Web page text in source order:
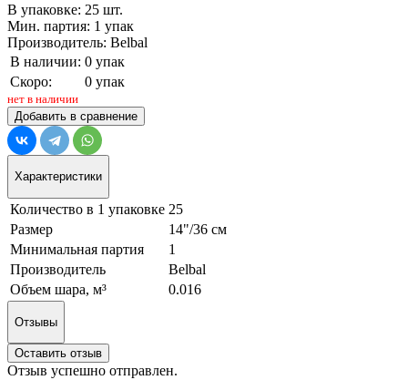
В упаковке: 25 шт.
Мин. партия: 1 упак
Производитель: Belbal
В наличии: 0 упак
Скоро:
0 упак
нет в наличии
Добавить в сравнение
Характеристики
Количество в 1 упаковке 25
Размер
14"/36 см
Минимальная партия
1
Производитель
Belbal
Объем шара, м³
0.016
Отзывы
Оставить отзыв
Отзыв успешно отправлен.